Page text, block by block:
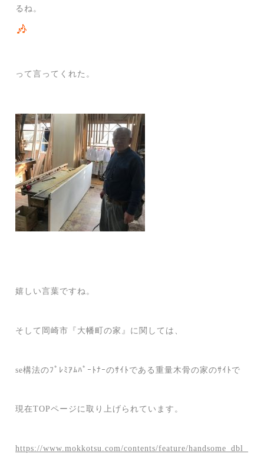
るね。
って言ってくれた。
嬉しい言葉ですね。
そして岡崎市『大幡町の家』に関しては、
se構法のﾌﾟﾚﾐｱﾑﾊﾟｰﾄﾅｰのｻｲﾄである重量木骨の家のｻｲﾄで
現在TOPページに取り上げられています。
https://www.mokkotsu.com/contents/feature/handsome_dbl_